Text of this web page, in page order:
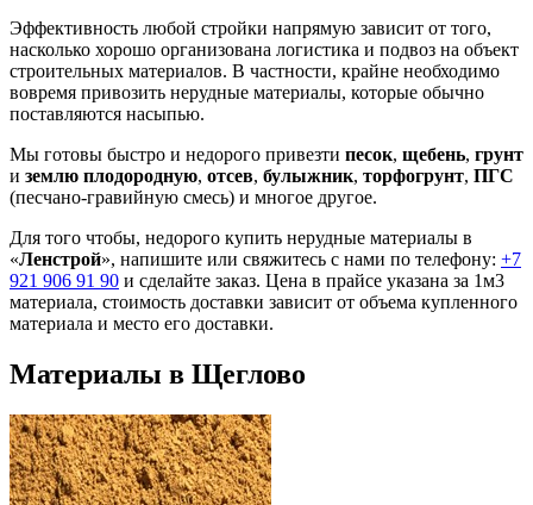
Эффективность любой стройки напрямую зависит от того,
насколько хорошо организована логистика и подвоз на объект
строительных материалов. В частности, крайне необходимо
вовремя привозить нерудные материалы, которые обычно
поставляются насыпью.
Мы готовы быстро и недорого привезти песок, щебень, грунт
и землю плодородную, отсев, булыжник, торфогрунт, ПГС
(песчано-гравийную смесь) и многое другое.
Для того чтобы, недорого купить нерудные материалы в
«Ленстрой», напишите или свяжитесь с нами по телефону: +7
921 906 91 90 и сделайте заказ. Цена в прайсе указана за 1м3
материала, стоимость доставки зависит от объема купленного
материала и место его доставки.
Материалы в Щеглово